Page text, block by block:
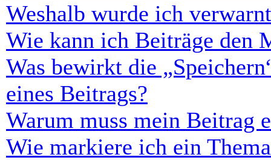
Weshalb wurde ich
Wie kann ich Beiträge den
Was bewirkt die
eines Beitrags?
Warum muss mein Beitrag
Wie markiere ich ein